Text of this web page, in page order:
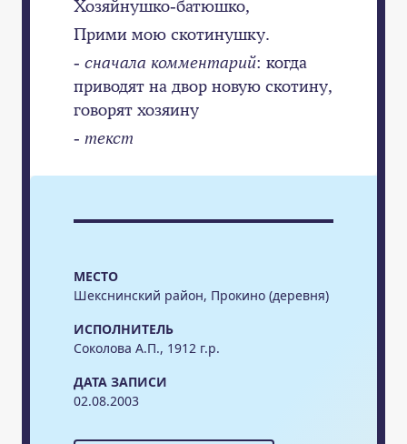
МЕСТО
Шекснинский район, Прокино (деревня)
ИСПОЛНИТЕЛЬ
Соколова А.П., 1912 г.р.
ДАТА ЗАПИСИ
02.08.2003
Хозяйнушко-батюшко,
Прими мою скотинушку.
- сначала комментарий: когда
приводят на двор новую скотину,
говорят хозяину
- текст